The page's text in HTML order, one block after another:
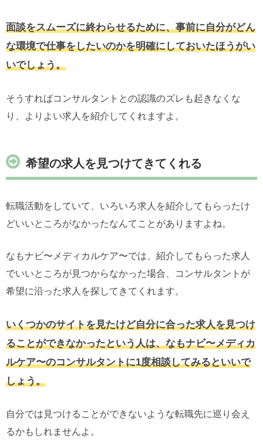
面談をスムーズに終わらせるために、事前に自分がどん
な環境で仕事をしたいのかを明確にしておいたほうがい
いでしょう。
そうすればコンサルタントとの認識のズレも起きなくな
り、よりよい求人を紹介してくれますよ。
希望の求人を見つけてきてくれる
転職活動をしていて、いろいろ求人を紹介してもらったけ
どいいところがなかったなんてことがありますよね。
なもナビ〜メディカルケア〜では、紹介してもらった求人
でいいところが見つからなかった場合、コンサルタントが
希望に沿った求人を探してきてくれます。
いくつかのサイトを見たけど自分に合った求人を見つけ
ることができなかったという人は、なもナビ〜メディカ
ルケア〜のコンサルタントに1度相談してみるといいで
しょう。
自分では見つけることができないような転職先に巡り会え
るかもしれませんよ。